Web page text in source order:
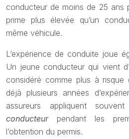
conducteur de moins de 25 ans
prime plus élevée qu’un
même véhicule.
L’expérience de conduite joue
Un jeune conducteur qui vient
considéré comme plus à risque
déjà plusieurs années
assureurs appliquent
conducteur pendant les
l’obtention du permis.